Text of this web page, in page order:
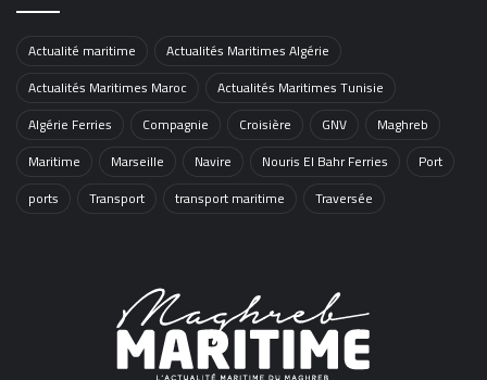
Actualité maritime
Actualités Maritimes Algérie
Actualités Maritimes Maroc
Actualités Maritimes Tunisie
Algérie Ferries
Compagnie Croisière GNV
Maghreb
Maritime
Marseille Navire Nouris El Bahr Ferries
Port
ports
Transport transport maritime Traversée